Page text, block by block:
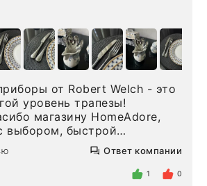
от Robert Welch - это
уровень трапезы!
магазину HomeAdore,
выбором, быстрой
сервисом. Один раз
забирала чайные ложки,
много антикварной посуды,
Ответ компании
1 0